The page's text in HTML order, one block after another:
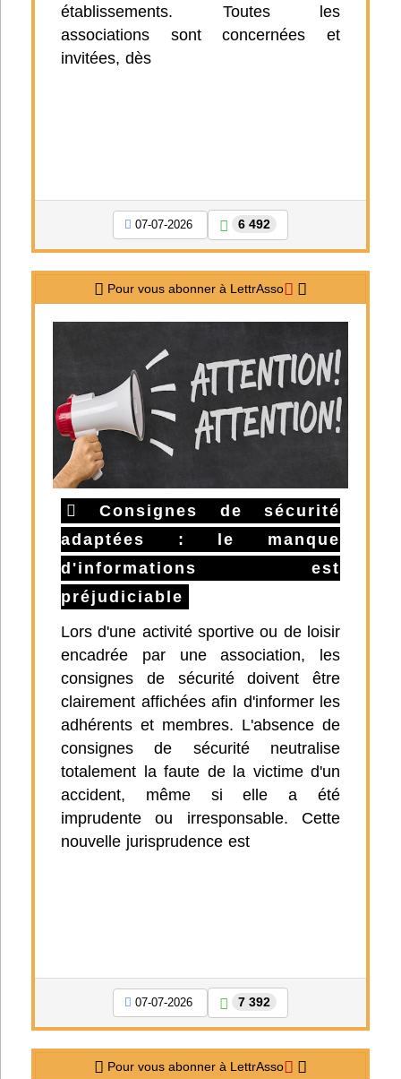
établissements. Toutes les
associations sont concernées et
invitées, dès
07-07-2026 6 492
Pour vous abonner à LettrAsso
Consignes de sécurité
adaptées : le manque
d'informations est
préjudiciable
Lors d'une activité sportive ou de loisir
encadrée par une association, les
consignes de sécurité doivent être
clairement affichées afin d'informer les
adhérents et membres. L'absence de
consignes de sécurité neutralise
totalement la faute de la victime d'un
accident, même si elle a été
imprudente ou irresponsable. Cette
nouvelle jurisprudence est
07-07-2026 7 392
Pour vous abonner à LettrAsso